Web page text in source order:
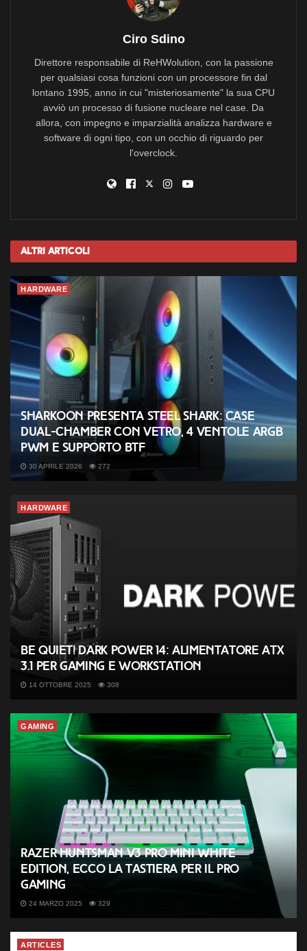
Ciro Sdino
Direttore responsabile di ReHWolution, con la passione
per qualsiasi cosa funzioni con un processore fin dal
lontano 1995, anno in cui "misteriosamente" la sua CPU
avviò un processo di fusione nucleare nel case. Da
allora, con impegno e imparzialità analizza hardware e
software di ogni tipo, con un occhio di riguardo per
l'overclock.
Altri Articoli
HARDWARE
Sharkoon presenta Steel Shark: case
dual-chamber con vetro, 4 ventole ARGB
PWM e supporto BTF
30 APRILE 2026 272
HARDWARE
be quiet! Dark Power 14: alimentatore ATX
3.1 per gaming e workstation
14 OTTOBRE 2025 308
GAMING
Razer Huntsman V3 Pro Mini White
Edition, ecco la tastiera per il Pro
Gaming
24 MARZO 2025 329
ARTICLES